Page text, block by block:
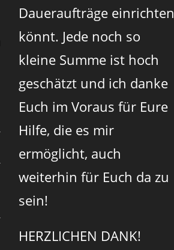
Daueraufträge einrichten
könnt. Jede noch so
kleine Summe ist hoch
geschätzt und ich danke
Euch im Voraus für Eure
Hilfe, die es mir
ermöglicht, auch
weiterhin für Euch da zu
sein!
HERZLICHEN DANK!